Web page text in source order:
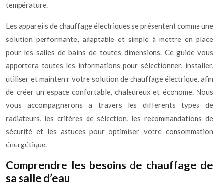
température.
Les appareils de chauffage électriques se présentent comme une
solution performante, adaptable et simple à mettre en place
pour les salles de bains de toutes dimensions. Ce guide vous
apportera toutes les informations pour sélectionner, installer,
utiliser et maintenir votre solution de chauffage électrique, afin
de créer un espace confortable, chaleureux et économe. Nous
vous accompagnerons à travers les différents types de
radiateurs, les critères de sélection, les recommandations de
sécurité et les astuces pour optimiser votre consommation
énergétique.
Comprendre les besoins de chauffage de
sa salle d’eau